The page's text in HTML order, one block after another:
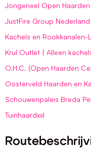
Jongeneel Open Haarden
JustFire Group Nederland
Kachels en Rookkanalen-
Krul Outlet | Alleen
O.H.C. (Open Haarden
Oosterveld Haarden en
Schouwenpaleis Breda
Tuinhaardxxl